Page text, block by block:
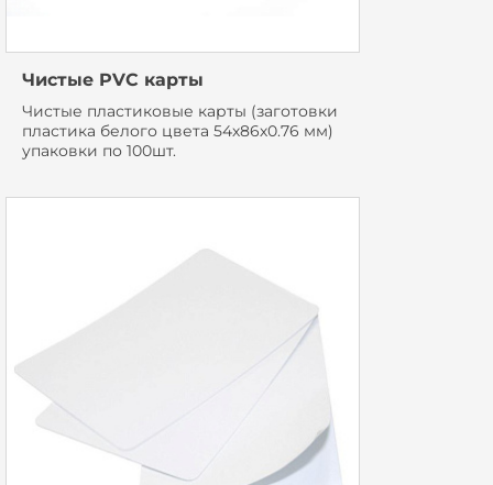
Чистые PVC карты
Чистые пластиковые карты (заготовки
пластика белого цвета 54х86х0.76 мм)
упаковки по 100шт.